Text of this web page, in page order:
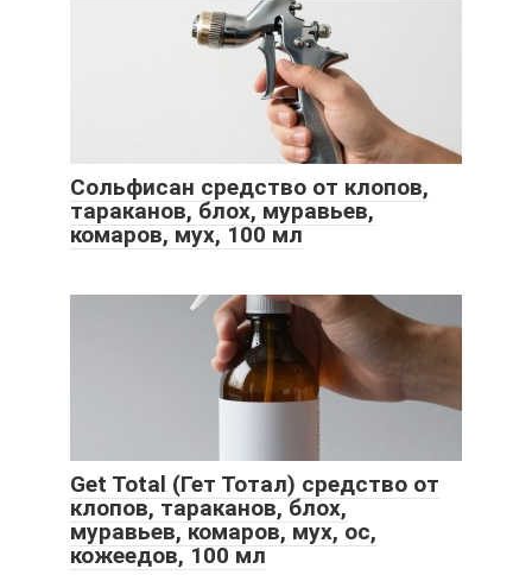
Сольфисан средство от клопов,
тараканов, блох, муравьев,
комаров, мух, 100 мл
Get Total (Гет Тотал) средство от
клопов, тараканов, блох,
муравьев, комаров, мух, ос,
кожеедов, 100 мл